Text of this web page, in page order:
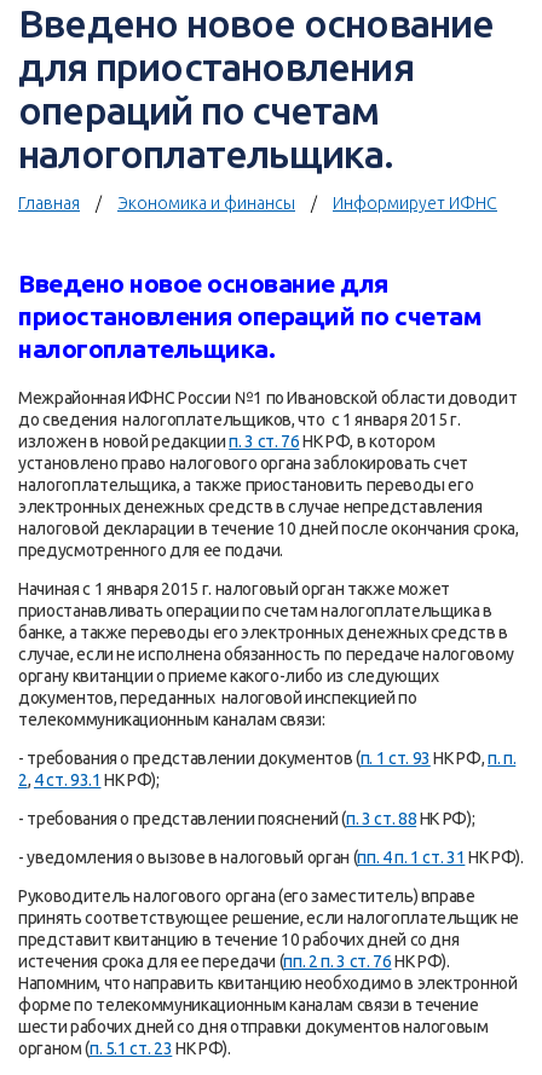
Введено новое основание
для приостановления
операций по счетам
налогоплательщика.
Главная Экономика и финансы Информирует ИФНС
Введено новое основание для
приостановления операций по счетам
налогоплательщика.
Межрайонная ИФНС России №1 по Ивановской области доводит
до сведения налогоплательщиков, что с 1 января 2015 г.
изложен в новой редакциип. 3 ст. 76НК РФ, в котором
установлено право налогового органа заблокировать счет
налогоплательщика, а также приостановить переводы его
электронных денежных средств в случае непредставления
налоговой декларации в течение 10 дней после окончания срока,
предусмотренного для ее подачи.
Начиная с 1 января 2015 г. налоговый орган также может
приостанавливать операции по счетам налогоплательщика в
банке, а также переводы его электронных денежных средств в
случае, если не исполнена обязанность по передаче налоговому
органу квитанции о приеме какого-либо из следующих
документов, переданных налоговой инспекцией по
телекоммуникационным каналам связи:
- требования о представлении документов (п. 1 ст. 93 НК РФ,п. п.
2, 4 ст. 93.1 НК РФ);
- требования о представлении пояснений (п. 3 ст. 88НК РФ);
- уведомления о вызове в налоговый орган (пп. 4 п. 1 ст. 31 НК РФ).
Руководитель налогового органа (его заместитель) вправе
принять соответствующее решение, если налогоплательщик не
представит квитанцию в течение 10 рабочих дней со дня
истечения срока для ее передачи (пп. 2 п. 3 ст. 76НК РФ).
Напомним, что направить квитанцию необходимо в электронной
форме по телекоммуникационным каналам связи в течение
шести рабочих дней со дня отправки документов налоговым
органом (п. 5.1 ст. 23 НК РФ).